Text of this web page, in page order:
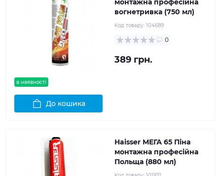
в наявності
монтажна професійна
вогнетривка (750 мл)
Код товару: 104689
0
389 грн.
До кошика
Haisser МЕГА 65 Піна
монтажна професійна
Польща (880 мл)